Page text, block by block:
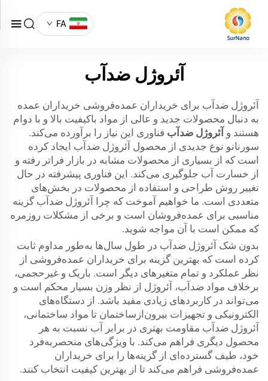
FA
آئروژل ضدآب
آئروژل ضدآب برای خریداران عمده‌فروشی خریداران عمده
به دنبال محصولات جدید و عالی از مواد باکیفیت بالا و با دوام
هستند و آئروژل ضدآب فناوری این نیاز را برآورده می‌کند.
سورنانو نوع جدیدی از محصول آئروژل ضدآب ایجاد کرده
است که از بسیاری از محصولات مشابه در بازار فراتر رفته و
از خسارت آب جلوگیری می‌کند. این فناوری پیشرفته در حال
تغییر روش طراحی و استفاده از محصولات در بخش‌های
متعددی است. ما خواهیم آموخت که چرا آئروژل ضدآب گزینه
مناسبی برای عمده‌فروشان است و برخی از مشکلات روزمره
که ممکن است با آن مواجه شوید.
بدون شک آئروژل ضدآب در طول سال‌ها به‌طور مداوم ثابت
کرده است که بهترین گزینه برای خریداران عمده‌فروشی از
نظر عملکرد و تمام متغیرهای دیگر است. باریک و غیرحجمی،
برخلاف مواد ضدآب، آئروژل از نظر وزن بسیار محکم است و
می‌تواند در کاربردهای زیادی مفید باشد. از دستگاه‌های
الکترونیکی و تجهیزات بیرون‌ازساختمان تا مواد ساختمانی،
آئروژل ضدآب مقاومت بهتری در برابر آب نسبت به هر
محصول دیگری فراهم می‌کند. با ویژگی‌های منحصربه‌فرد
خود، طیف گسترده‌ای از گزینه‌ها را برای خریداران
عمده‌فروشی فراهم می‌کند تا از بهترین کیفیت انتخاب کنند.